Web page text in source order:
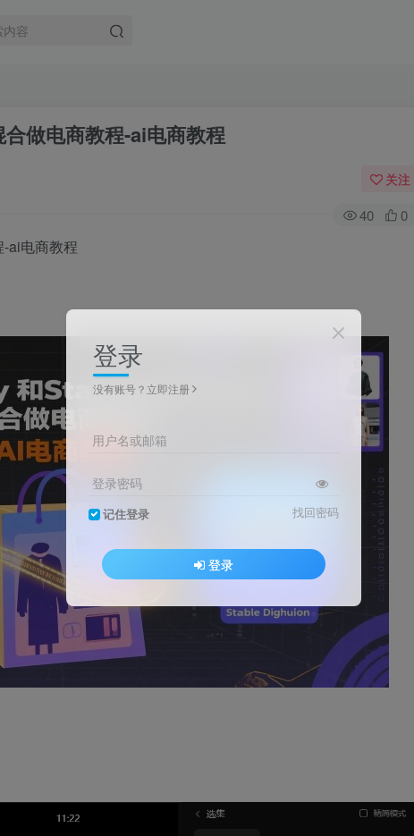
做电商教程-ai电商教程
关注
40 0
ai电商教程
登录
没有账号？立即注册
用户名或邮箱
登录密码
记住登录 找回密码
登录